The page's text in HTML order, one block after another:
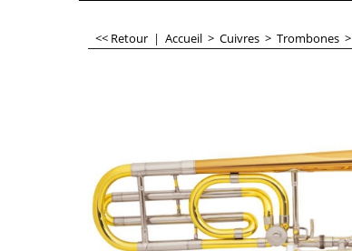
<< Retour | Accueil > Cuivres > Trombones >